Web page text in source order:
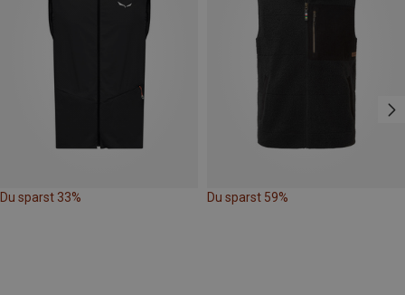
Du sparst 33% Du sparst 59%